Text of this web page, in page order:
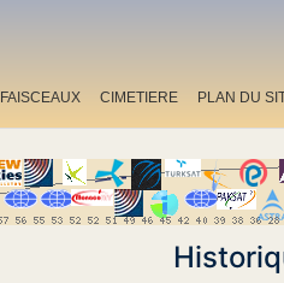
FAISCEAUX CIMETIERE PLAN DU